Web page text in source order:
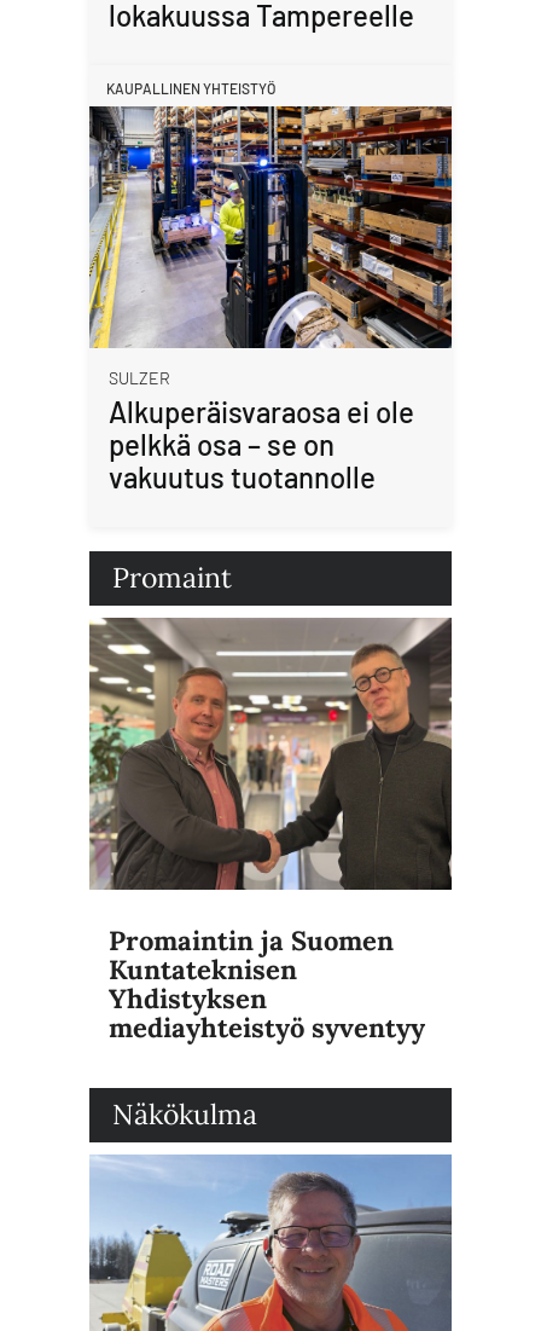
lokakuussa Tampereelle
KAUPALLINEN YHTEISTYÖ
SULZER
Alkuperäisvaraosa ei ole
pelkkä osa – se on
vakuutus tuotannolle
Promaint
Promaintin ja Suomen
Kuntateknisen
Yhdistyksen
mediayhteistyö syventyy
Näkökulma